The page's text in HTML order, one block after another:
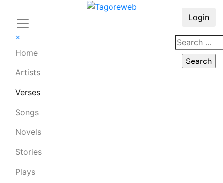
×
Home
Artists
Verses
Songs
Novels
Stories
Plays
Login